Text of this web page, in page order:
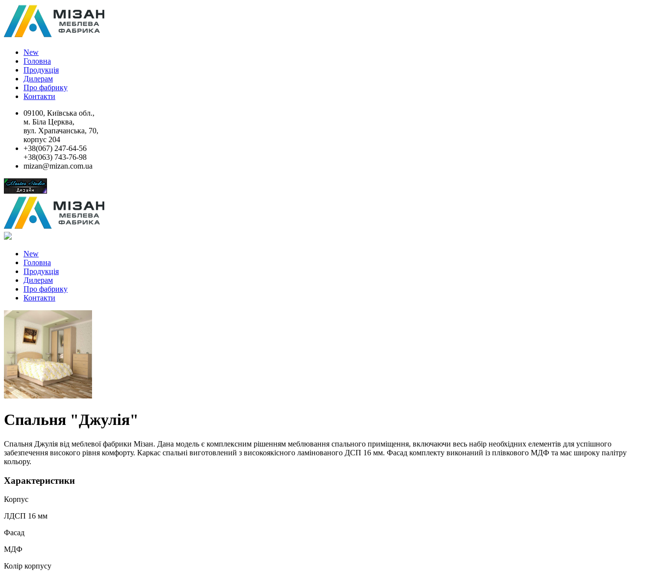
New
Головна
Продукція
Дилерам
Про фабрику
Контакти
09100, Київська обл.,
м. Біла Церква,
вул. Храпачанська, 70,
корпус 204
+38(067) 247-64-56
+38(063) 743-76-98
mizan@mizan.com.ua
New
Головна
Продукція
Дилерам
Про фабрику
Контакти
Спальня "Джулія"
Спальня Джулія від меблевої фабрики Мізан. Дана модель є комплексним рішенням меблювання спального приміщення, включаючи весь набір необхідних елементів для успішного
забезпечення високого рівня комфорту. Каркас спальні виготовлений з високоякісного ламінованого ДСП 16 мм. Фасад комплекту виконаний із плівкового МДФ та має широку палітру
кольору.
Характеристики
Корпус
ЛДСП 16 мм
Фасад
МДФ
Колір корпусу